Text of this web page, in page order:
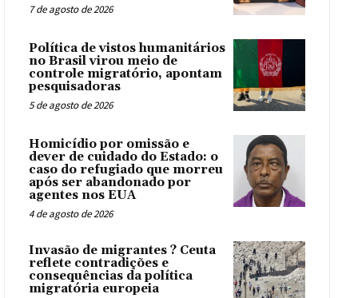
7 de agosto de 2026
Política de vistos humanitários
no Brasil virou meio de
controle migratório, apontam
pesquisadoras
5 de agosto de 2026
Homicídio por omissão e
dever de cuidado do Estado: o
caso do refugiado que morreu
após ser abandonado por
agentes nos EUA
4 de agosto de 2026
Invasão de migrantes ? Ceuta
reflete contradições e
consequências da política
migratória europeia